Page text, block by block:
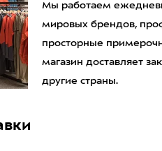
Мы работаем
мировых брендов,
просторные
магазин доставляет
другие страны.